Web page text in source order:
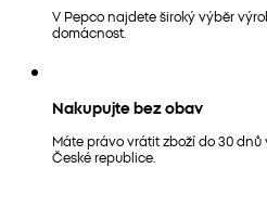
V Pepco najdete široký výběr
domácnost.
Nakupujte bez obav
Máte právo vrátit zboží do 30
České republice.